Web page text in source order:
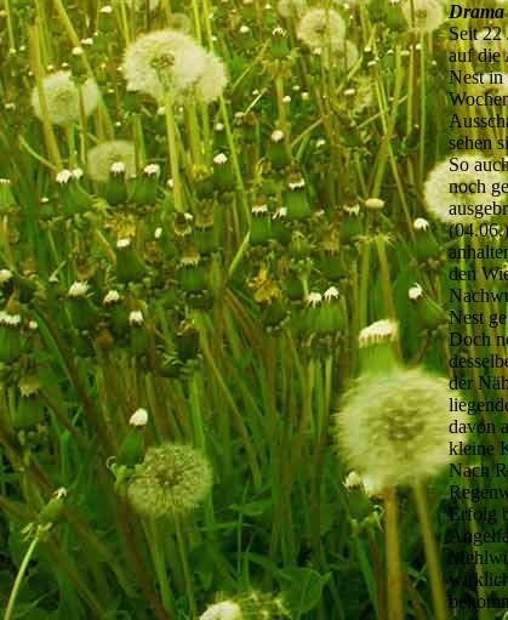
Drama
Seit 22
auf die
Nest in
sehen
So
noch
den
Nest
Doch
der
davon
kleine
Nach
Erfolg